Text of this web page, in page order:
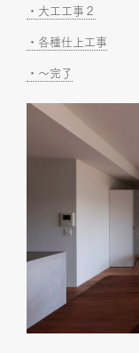
・大工工事２
・各種仕上工事
・～完了